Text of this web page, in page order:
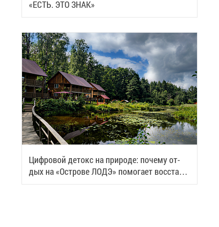
«ЕСТЬ. ЭТО ЗНАК»
Циф­ро­вой де­токс на при­ро­де: по­че­му от­
дых на «Ост­ро­ве ЛОДЭ» по­мо­га­ет вос­ста­но­
вить си­лы